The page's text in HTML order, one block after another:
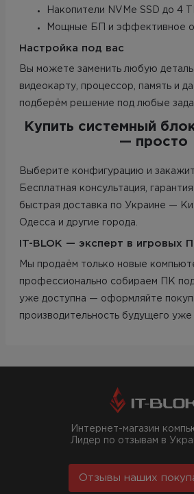
Накопители NVMe SSD до 4
Мощные БП и эффективное
Настройка под вас
Вы можете заменить любую деталь
видеокарту, процессор, память и
подберём решение под любые
Купить системный
— просто
Выберите конфигурацию и
Бесплатная консультация,
быстрая доставка по Украине —
Одесса и другие города.
IT-BLOK — эксперт в игровых
Мы продаём только новые
профессионально собираем ПК
уже доступна — оформляйте
производительность будущего уже
Интернет-магазин
Лидер по отзывам в
Отзывы наших